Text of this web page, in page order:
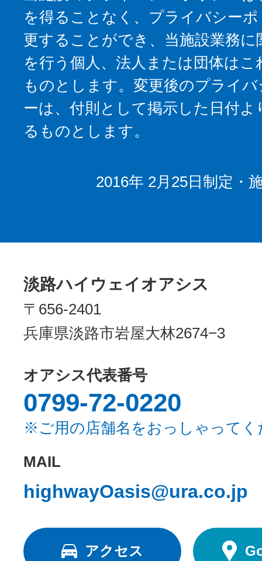
を得ることなく、プライバシー
更することができ、当施設業務に
を行う個人、法人または団体はこ
ものとします。変更後のプライ
ーは、付則として掲示した日付よ
るものとします。
2016年 2月25日制定・
淡路ハイウェイオアシス
〒656-2401
兵庫県淡路市岩屋大林2674−3
オアシス代表番号
0799-72-0220
※ご用の店舗名をおっしゃってく
MAIL
highwayOasis@ura.co.jp
アクセス